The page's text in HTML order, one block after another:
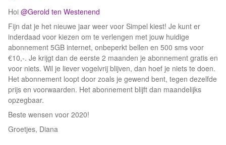
Hoi @Gerold ten Westenend
Fijn dat je het nieuwe jaar weer voor Simpel kiest! Je kunt er
inderdaad voor kiezen om te verlengen met jouw huidige
abonnement 5GB internet, onbeperkt bellen en 500 sms voor
€10,-. Je krijgt dan de eerste 2 maanden je abonnement gratis en
voor niets. Wil je liever vogelvrij blijven, dan hoef je niets te doen.
Het abonnement loopt door zoals je gewend bent, tegen dezelfde
prijs en voorwaarden. Het abonnement blijft dan maandelijks
opzegbaar.
Beste wensen voor 2020!
Groetjes, Diana